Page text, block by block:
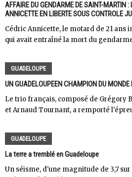
AFFAIRE DU GENDARME DE SAINT-MARTIN :
ANNICETTE EN LIBERTE SOUS CONTROLE
Cédric Annicette, le motard de 21 ans
qui avait entraîné la mort du
GUADELOUPE
UN GUADELOUPEEN CHAMPION DU MONDE
Le trio français, composé de Grégory
et Arnaud Tournant, a remporté
GUADELOUPE
La terre a tremblé en Guadeloupe
Un séisme, d'une magnitude de 3,7